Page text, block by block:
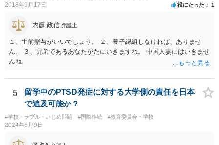
2018年9月17日 役にたった 1
内藤 政信 弁護士
１、生前贈与がいいでしょう。 ２、養子縁組しなければ、ありませ
ん。 ３、兄弟であるあなたがたにいきますね。 中国人妻にはいきませ
んね。
5
留学中のPTSD発症に対する大学側の責任を日本
で追及可能か？
#学校トラブル・いじめ問題 #国際相続 #教育委員会・学校
2024年8月9日